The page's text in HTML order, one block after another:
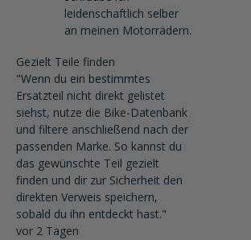
leidenschaftlich selber
an meinen Motorrädern.
Gezielt Teile finden
"Wenn du ein bestimmtes
Ersatzteil nicht direkt gelistet
siehst, nutze die Bike-Datenbank
und filtere anschließend nach der
passenden Marke. So kannst du
das gewünschte Teil gezielt
finden und dir zur Sicherheit den
direkten Verweis speichern,
sobald du ihn entdeckt hast."
vor 2 Tagen